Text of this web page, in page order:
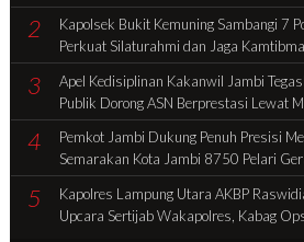
2
Kapolsek Bukit Kemuning Sambangi 7
Perkuat Silaturahmi dan Jaga
3
Apel Kedisiplinan Kakanwil Jambi
Publik Dorong ASN Berprestasi Lewat
4
Pemkot Jambi Dukung Penuh Presisi
Semarakan Kota Jambi 8750 Pelari
Tingkatan Ekonomi Daerah
5
Kapolres Lampung Utara AKBP
Upcara Sertijab Wakapolres, Kabag